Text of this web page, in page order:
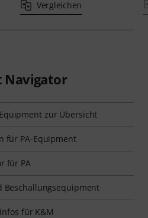
Vergleichen
Navigator
zur Übersicht
für PA-Equipment
für PA
Beschallungsequipment
für K&M